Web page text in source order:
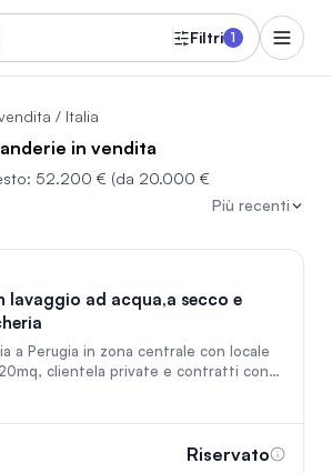
Filtri 1
/ Italia
in vendita
52.200 € (da 20.000 €
Più recenti
lavaggio ad acqua,a secco e
a Perugia in zona centrale con locale
clientela private e contratti con
100 strutture ricettive servite con
lavoro per 4 persone
Riservato